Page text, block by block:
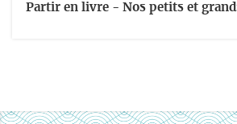
Partir en livre - Nos petits et